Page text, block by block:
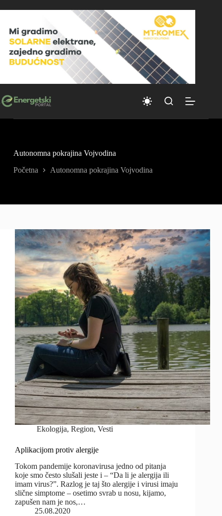
to
Autonomna pokrajina Vojvodina
Početna Autonomna pokrajina Vojvodina
Ekologija,Region,Vesti
Aplikacijom protiv alergije
Tokom pandemije koronavirusa jedno od pitanja
koje smo često slušali jeste i – “Da li je alergija ili
imam virus?”. Razlog je taj što alergije i virusi imaju
slične simptome – osetimo svrab u nosu, kijamo,
zapušen nam je nos,…
25.08.2020